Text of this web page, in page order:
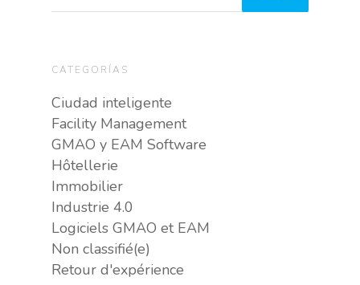
CATEGORÍAS
Ciudad inteligente
Facility Management
GMAO y EAM Software
Hôtellerie
Immobilier
Industrie 4.0
Logiciels GMAO et EAM
Non classifié(e)
Retour d'expérience